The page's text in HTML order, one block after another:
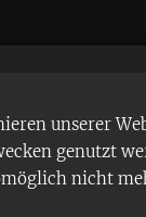
unserer
genutzt
nicht